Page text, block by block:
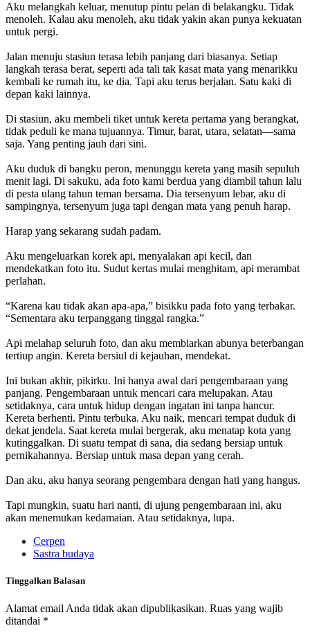
Aku melangkah keluar, menutup pintu pelan di belakangku. Tidak
menoleh. Kalau aku menoleh, aku tidak yakin akan punya kekuatan
untuk pergi.
Jalan menuju stasiun terasa lebih panjang dari biasanya. Setiap
langkah terasa berat, seperti ada tali tak kasat mata yang menarikku
kembali ke rumah itu, ke dia. Tapi aku terus berjalan. Satu kaki di
depan kaki lainnya.
Di stasiun, aku membeli tiket untuk kereta pertama yang berangkat,
tidak peduli ke mana tujuannya. Timur, barat, utara, selatan—sama
saja. Yang penting jauh dari sini.
Aku duduk di bangku peron, menunggu kereta yang masih sepuluh
menit lagi. Di sakuku, ada foto kami berdua yang diambil tahun lalu
di pesta ulang tahun teman bersama. Dia tersenyum lebar, aku di
sampingnya, tersenyum juga tapi dengan mata yang penuh harap.
Harap yang sekarang sudah padam.
Aku mengeluarkan korek api, menyalakan api kecil, dan
mendekatkan foto itu. Sudut kertas mulai menghitam, api merambat
perlahan.
“Karena kau tidak akan apa-apa,” bisikku pada foto yang terbakar.
“Sementara aku terpanggang tinggal rangka.”
Api melahap seluruh foto, dan aku membiarkan abunya beterbangan
tertiup angin. Kereta bersiul di kejauhan, mendekat.
Ini bukan akhir, pikirku. Ini hanya awal dari pengembaraan yang
panjang. Pengembaraan untuk mencari cara melupakan. Atau
setidaknya, cara untuk hidup dengan ingatan ini tanpa hancur.
Kereta berhenti. Pintu terbuka. Aku naik, mencari tempat duduk di
dekat jendela. Saat kereta mulai bergerak, aku menatap kota yang
kutinggalkan. Di suatu tempat di sana, dia sedang bersiap untuk
pernikahannya. Bersiap untuk masa depan yang cerah.
Dan aku, aku hanya seorang pengembara dengan hati yang hangus.
Tapi mungkin, suatu hari nanti, di ujung pengembaraan ini, aku
akan menemukan kedamaian. Atau setidaknya, lupa.
Cerpen
Sastra budaya
Tinggalkan Balasan
Alamat email Anda tidak akan dipublikasikan. Ruas yang wajib
ditandai *